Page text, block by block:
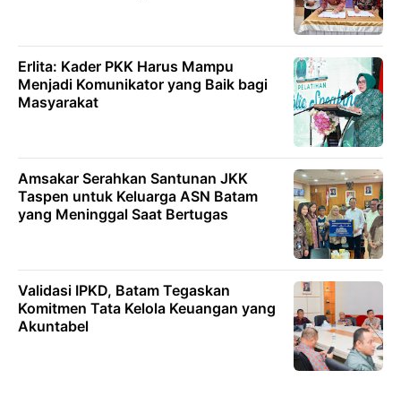
Erlita: Kader PKK Harus Mampu
Menjadi Komunikator yang Baik bagi
Masyarakat
Amsakar Serahkan Santunan JKK
Taspen untuk Keluarga ASN Batam
yang Meninggal Saat Bertugas
Validasi IPKD, Batam Tegaskan
Komitmen Tata Kelola Keuangan yang
Akuntabel